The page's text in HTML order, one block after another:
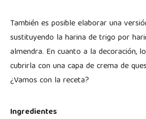
También es posible elaborar una
sustituyendo la harina de trigo por
almendra. En cuanto a la decoración,
cubrirla con una capa de crema de
¿Vamos con la receta?
Ingredientes